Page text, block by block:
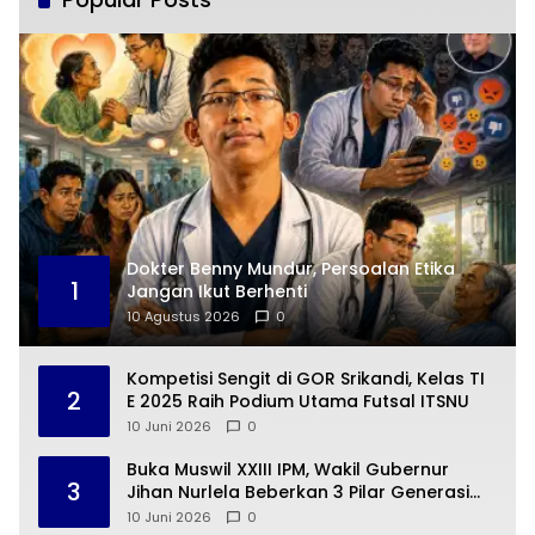
1
Dokter Benny Mundur, Persoalan Etika
Jangan Ikut Berhenti
10 Agustus 2026 0
2
Kompetisi Sengit di GOR Srikandi, Kelas TI
E 2025 Raih Podium Utama Futsal ITSNU
10 Juni 2026 0
3
Buka Muswil XXIII IPM, Wakil Gubernur
Jihan Nurlela Beberkan 3 Pilar Generasi
Emas Lampung
10 Juni 2026 0